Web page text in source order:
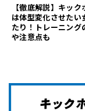
【徹底解説】キッ
は体型変化させたい
たり！トレーニング
や注意点も